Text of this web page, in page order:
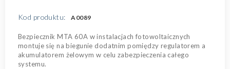
Kod produktu: A0089
Bezpiecznik MTA 60A w instalacjach fotowoltaicznych
montuje się na biegunie dodatnim pomiędzy regulatorem a
akumulatorem żelowym w celu zabezpieczenia całego
systemu.